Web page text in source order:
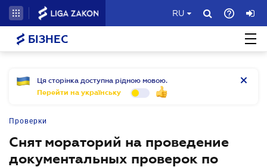
RU
БІЗНЕС
Ця сторінка доступна рідною мовою.
Перейти на українську
Проверки
Снят мораторий на проведение
документальных проверок по